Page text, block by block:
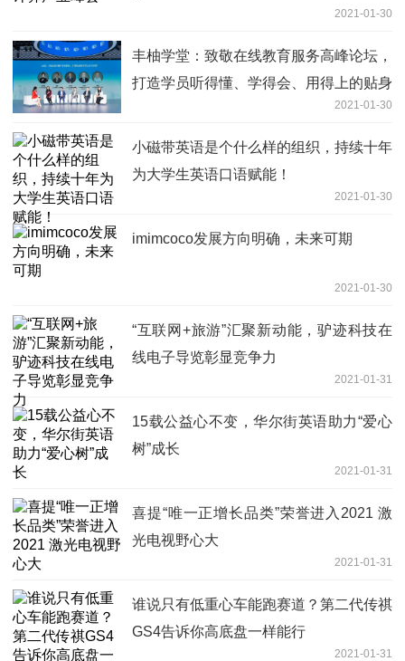
2021-01-30
丰柚学堂：致敬在线教育服务高峰论坛，
打造学员听得懂、学得会、用得上的贴身
2021-01-30
小磁带英语是个什么样的组织，持续十年
为大学生英语口语赋能！
2021-01-30
imimcoco发展方向明确，未来可期
2021-01-30
“互联网+旅游”汇聚新动能，驴迹科技在
线电子导览彰显竞争力
2021-01-31
15载公益心不变，华尔街英语助力“爱心
树”成长
2021-01-31
喜提“唯一正增长品类”荣誉进入2021 激
光电视野心大
2021-01-31
谁说只有低重心车能跑赛道？第二代传祺
GS4告诉你高底盘一样能行
2021-01-31